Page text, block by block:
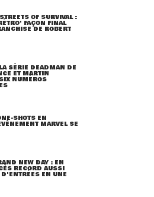
OF SURVIVAL :
FAÇON FINAL
DE ROBERT
SÉRIE DEADMAN DE
ET MARTIN
NUMÉROS
SHOTS EN
MARVEL SE
NEW DAY : EN
RECORD AUSSI
EN UNE